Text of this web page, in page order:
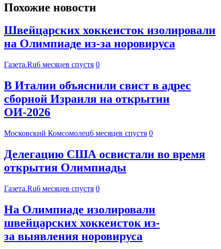
Похожие новости
Швейцарских хоккеисток изолировали
на Олимпиаде из-за норовируса
Газета.Ru6 месяцев спустя 0
В Италии объяснили свист в адрес
сборной Израиля на открытии
ОИ-2026
Московский Комсомолец6 месяцев спустя 0
Делегацию США освистали во время
открытия Олимпиады
Газета.Ru6 месяцев спустя 0
На Олимпиаде изолировали
швейцарских хоккеисток из-
за выявления норовируса